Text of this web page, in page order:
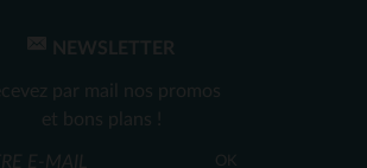
NEWSLETTER
par mail nos promos
et bons plans !
OK